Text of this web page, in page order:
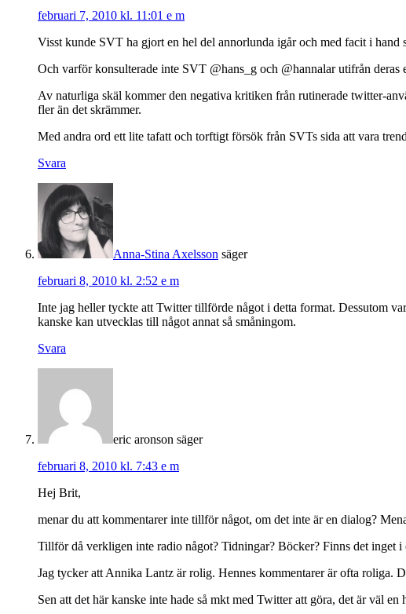
februari 7, 2010 kl. 11:01 e m
Visst kunde SVT ha gjort en hel del annorlunda igår och med facit i
Och varför konsulterade inte SVT @hans_g och @hannalar utifrån
Av naturliga skäl kommer den negativa kritiken från rutinerade twitter-
fler än det skrämmer.
Med andra ord ett lite tafatt och torftigt försök från SVTs sida att vara
Svara
Anna-Stina Axelsson säger
februari 8, 2010 kl. 2:52 e m
Inte jag heller tyckte att Twitter tillförde något i detta format. Dessutom
kanske kan utvecklas till något annat så småningom.
Svara
eric aronson säger
februari 8, 2010 kl. 7:43 e m
Hej Brit,
menar du att kommentarer inte tillför något, om det inte är en dialog?
Tillför då verkligen inte radio något? Tidningar? Böcker? Finns det inget
Jag tycker att Annika Lantz är rolig. Hennes kommentarer är ofta roliga.
Sen att det här kanske inte hade så mkt med Twitter att göra, det är väl en